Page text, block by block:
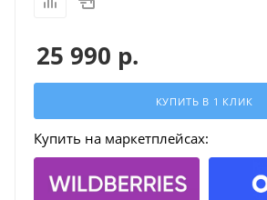
25 990 р.
КУПИТЬ В 1 КЛИК
Купить на маркетплейсах: